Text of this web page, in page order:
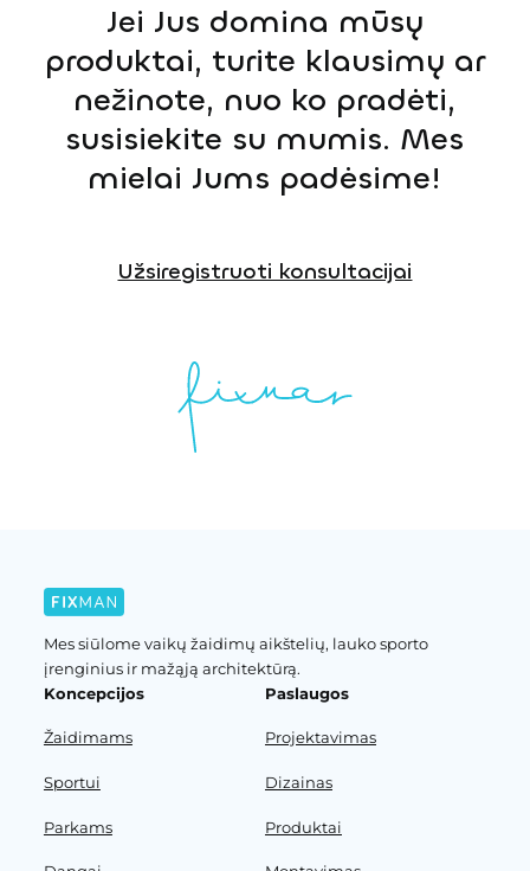
Jei Jus domina mūsų
produktai, turite klausimų ar
nežinote, nuo ko pradėti,
susisiekite su mumis. Mes
mielai Jums padėsime!
Užsiregistruoti konsultacijai
Mes siūlome vaikų žaidimų aikštelių, lauko sporto
įrenginius ir mažąją architektūrą.
Koncepcijos
Žaidimams
Sportui
Parkams
Paslaugos
Projektavimas
Dizainas
Produktai